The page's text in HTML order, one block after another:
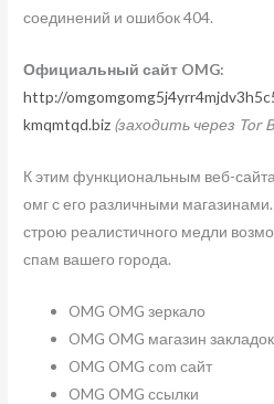
соединений и ошибок 404.
Официальный сайт OMG:
http://
kmqmtqd.biz (заходить через Tor
К этим функциональным веб-
омг с его различными
строю реалистичного медли
спам вашего города.
OMG OMG зеркало
OMG OMG магазин закладок
OMG OMG com сайт
OMG OMG ссылки